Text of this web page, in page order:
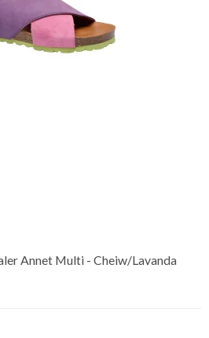
Annet Multi - Cheiw/Lavanda